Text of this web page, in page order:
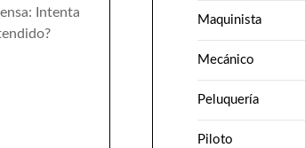
Intenta
Maquinista
Mecánico
Peluquería
Piloto